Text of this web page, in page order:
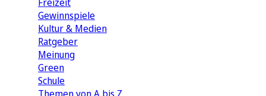
Gewinnspiele
Kultur & Medien
Ratgeber
Meinung
Green
Schule